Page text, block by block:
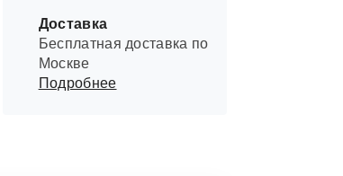
Доставка
Бесплатная доставка по
Москве
Подробнее